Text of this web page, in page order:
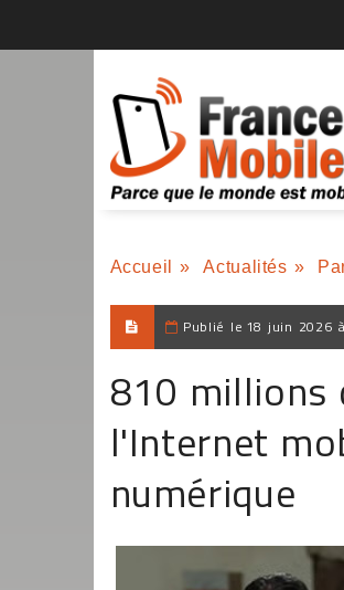
Accueil » Actualités »
Publié le 18 juin 2026
810 millions
l'Internet
numérique